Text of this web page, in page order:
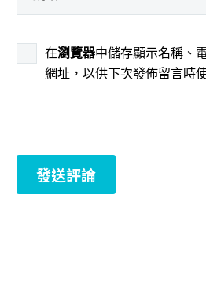
在瀏覽器中儲存顯示名稱、
網址，以供下次發佈留言時
發送評論